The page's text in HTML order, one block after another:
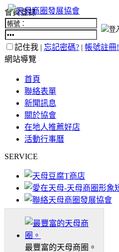
會員登錄
記住我 | 忘記密碼? | 帳號註冊!
網站導覽
首頁
聯絡表單
新聞訊息
關於協會
在地人推薦好店
活動行事曆
SERVICE
最豐富的天母商圈。